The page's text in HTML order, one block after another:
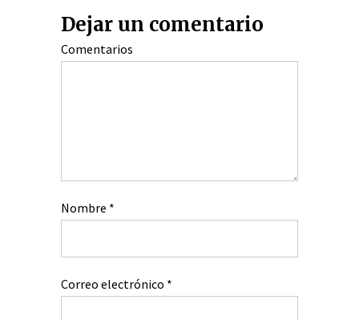
Dejar un comentario
Comentarios
Nombre *
Correo electrónico *